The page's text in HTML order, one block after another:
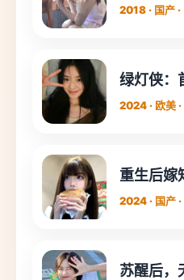
2018 · 国产
绿灯侠：
2024 · 欧美
重生后嫁
2024 · 国产
苏醒后，